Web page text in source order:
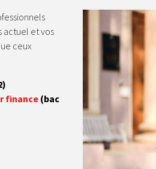
actuel et vos
ceux
finance (bac